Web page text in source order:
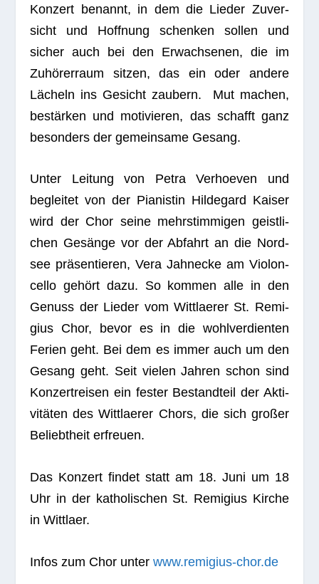
Kon­zert benannt, in dem die Lie­der Zuver­
sicht und Hoff­nung schen­ken sol­len und
sicher auch bei den Erwach­se­nen, die im
Zuhö­rer­raum sit­zen, das ein oder andere
Lächeln ins Gesicht zau­bern. Mut machen,
bestär­ken und moti­vie­ren, das schafft ganz
beson­ders der gemein­same Gesang.
Unter Lei­tung von Petra Ver­hoe­ven und
beglei­tet von der Pia­nis­tin Hil­de­gard Kai­ser
wird der Chor seine mehr­stim­mi­gen geist­li­
chen Gesänge vor der Abfahrt an die Nord­
see prä­sen­tie­ren, Vera Jahne­cke am Vio­lon­
cello gehört dazu. So kom­men alle in den
Genuss der Lie­der vom Witt­lae­rer St. Remi­
gius Chor, bevor es in die wohl­ver­dien­ten
Ferien geht. Bei dem es immer auch um den
Gesang geht. Seit vie­len Jah­ren schon sind
Kon­zert­rei­sen ein fes­ter Bestand­teil der Akti­
vi­tä­ten des Witt­lae­rer Chors, die sich gro­ßer
Beliebt­heit erfreuen.
Das Kon­zert fin­det statt am 18. Juni um 18
Uhr in der katho­li­schen St. Remi­gius Kir­che
in Wittlaer.
Infos zum Chor unterwww.remigius-chor.de